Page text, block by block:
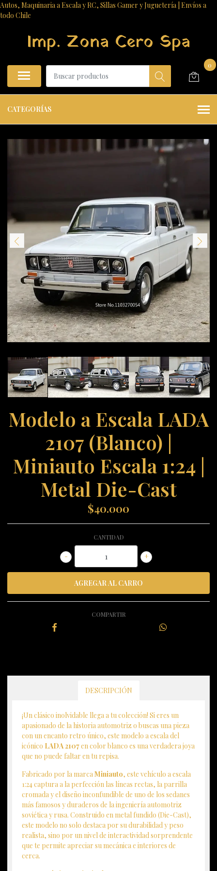
Autos, Maquinaria a Escala y RC, Sillas Gamer y Juguetería | Envíos a
todo Chile
Imp. Zona Cero Spa
0
CATEGORÍAS
Modelo a Escala LADA
2107 (Blanco) |
Miniauto Escala 1:24 |
Metal Die-Cast
$40.000
CANTIDAD
+
-
COMPARTIR
DESCRIPCIÓN
¡Un clásico inolvidable llega a tu colección! Si eres un
apasionado de la historia automotriz o buscas una pieza
con un encanto retro único, este modelo a escala del
icónico LADA 2107en color blanco es una verdadera joya
que no puede faltar en tu repisa.
Fabricado por la marca Miniauto, este vehículo a escala
1:24 captura a la perfección las líneas rectas, la parrilla
cromada y el diseño inconfundible de uno de los sedanes
más famosos y duraderos de la ingeniería automotriz
soviética y rusa. Construido en metal fundido (Die-Cast),
este modelo no solo destaca por su durabilidad y peso
realista, sino por un nivel de interactividad sorprendente
que te permite apreciar su mecánica e interiores de
cerca.